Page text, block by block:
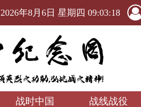
2026年8月6日 星期四 09:03:19
战时中国
战线战役